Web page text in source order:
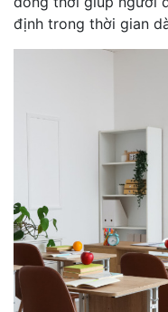
định trong thời gian